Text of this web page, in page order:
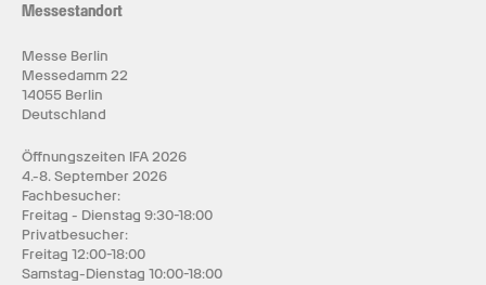
Messestandort
Messe Berlin
Messedamm 22
14055 Berlin
Deutschland
Öffnungszeiten IFA 2026
4.-8. September 2026
Fachbesucher:
Freitag - Dienstag 9:30-18:00
Privatbesucher:
Freitag 12:00-18:00
Samstag-Dienstag 10:00-18:00